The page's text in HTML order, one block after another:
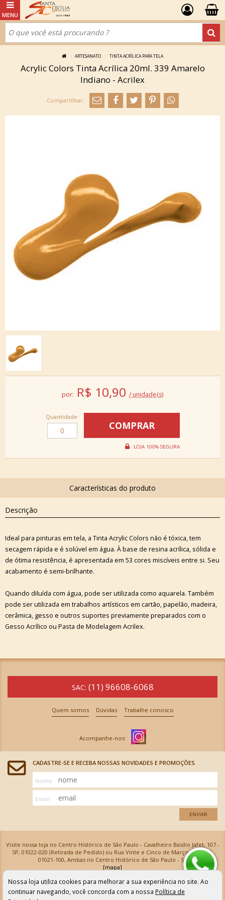
ARTESANATO TINTA ACRÍLICA PARA TELA
Acrylic Colors Tinta Acrílica 20ml. 339 Amarelo
Indiano - Acrilex
por: R$ 10,90 / unidade(s)
Quantidade:
Descrição
Ideal para pinturas em tela, a Tinta Acrylic Colors não é tóxica, tem
secagem rápida e é solúvel em água. À base de resina acrílica, sólida e
de ótima resistência, é apresentada em 53 cores miscíveis entre si. Seu
acabamento é semi-brilhante.
Quando diluída com água, pode ser utilizada como aquarela. Também
pode ser utilizada em trabalhos artísticos em cartão, papelão, madeira,
cerâmica, gesso e outros suportes previamente preparados com o
Gesso Acrílico ou Pasta de Modelagem Acrilex.
SAC: (11) 96608-6068
Quem somos Dúvidas Trabalhe conosco
CADASTRE-SE E RECEBA NOSSAS NOVIDADES E PROMOÇÕES.
Nome
Email
ENVIAR
Visite nossa loja no Centro Histórico de São Paulo - Cavalheiro Basílio Jafet, 107 -
SP, 01022-020 (Retirada de Pedido) ou Rua Vinte e Cinco de Março, 576 - SP,
01021-100, Ambas no Centro Histórico de São Paulo - SP
[mapa]
Armarinhos Santa Cecília Ltda | CNPJ: 61.069.639/0001-18
Os preços e as condições de pagamento apresentadas na loja virtual não valem para nossa loja física e
podem sofrer alterações sem aviso prévio. Vendas com cartão de crédito sujeitas a análise e
confirmação de dados.
Nossa loja utiliza cookies para melhorar a sua experiência no site. Ao
continuar navegando, você concorda com a nossa Política de